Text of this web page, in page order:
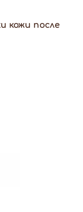
кожи после